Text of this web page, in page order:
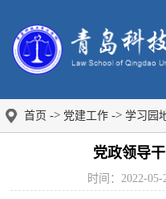
首页 -> 党建工作 -> 学习园
党政领导
时间：2022-05-